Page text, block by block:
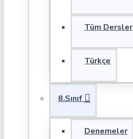
Tüm Dersler
Türkçe
8.Sınıf
Denemeler